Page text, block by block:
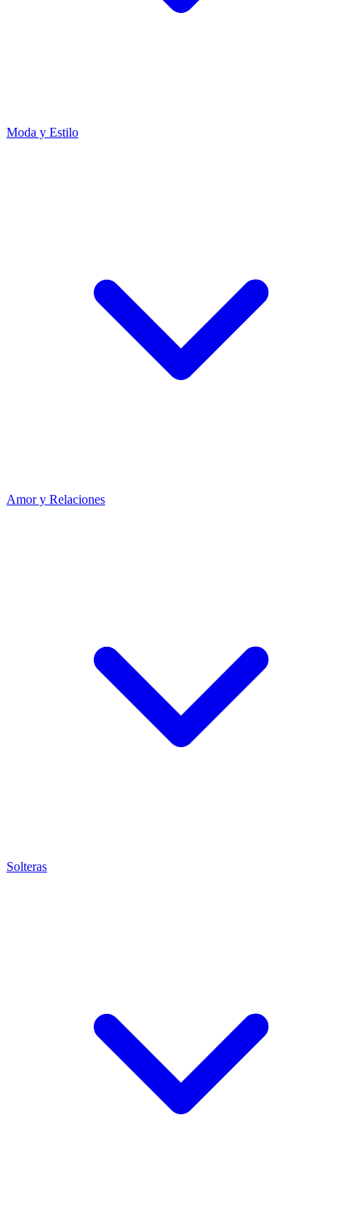
Moda y Estilo
Amor y Relaciones
Solteras